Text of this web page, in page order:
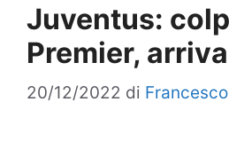
Juventus:
Premier,
20/12/2022 di